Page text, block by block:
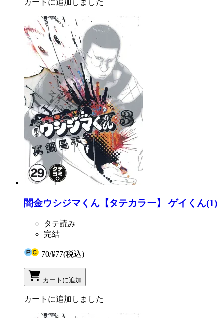
カートに追加しました
闇金ウシジマくん【タテカラー】 ゲイくん(1)
タテ読み
完結
70/¥77(税込)
カートに追加
カートに追加しました